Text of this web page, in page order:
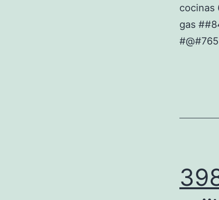
cocinas
gas